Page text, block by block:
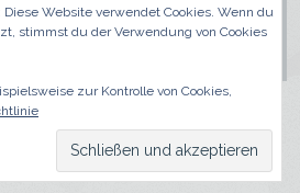
Website verwendet Cookies. Wenn du
stimmst du der Verwendung von Cookies
zur Kontrolle von Cookies,